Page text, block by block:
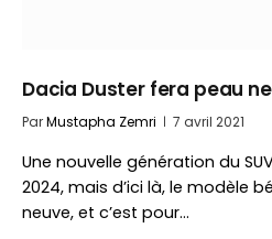
Dacia Duster fera peau
ParMustapha Zemri 7 avril 2021
Une nouvelle génération du
2024, mais d’ici là, le modèle
neuve, et c’est pour…